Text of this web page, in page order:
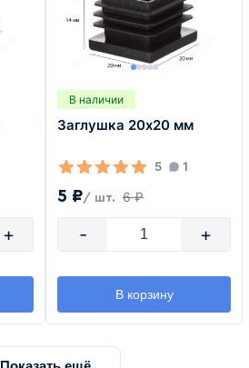
+
В наличии
Заглушка 20х20 мм
5 1
5 ₽/ шт. 6 ₽
- +
В корзину